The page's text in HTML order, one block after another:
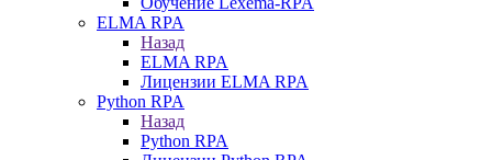
ELMA RPA
Назад
ELMA RPA
Лицензии ELMA RPA
Python RPA
Назад
Python RPA